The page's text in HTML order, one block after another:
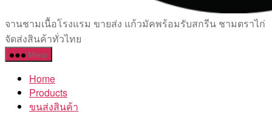
เซรามิค
ครบ
ครัน
โรงงาน
จานชามเนื้อโรงแรม ขายส่ง แก้วมัคพร้อมรับสกรีน ชามตราไก่
จัดส่งสินค้าทั่วไทย
Menu
Home
Products
ขนส่งสินค้า